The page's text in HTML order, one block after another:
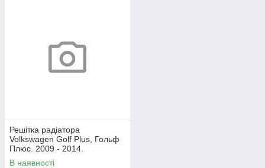
Решітка радіатора
Volkswagen Golf Plus, Гольф
Плюс. 2009 - 2014.
5M0853653D.
В наявності